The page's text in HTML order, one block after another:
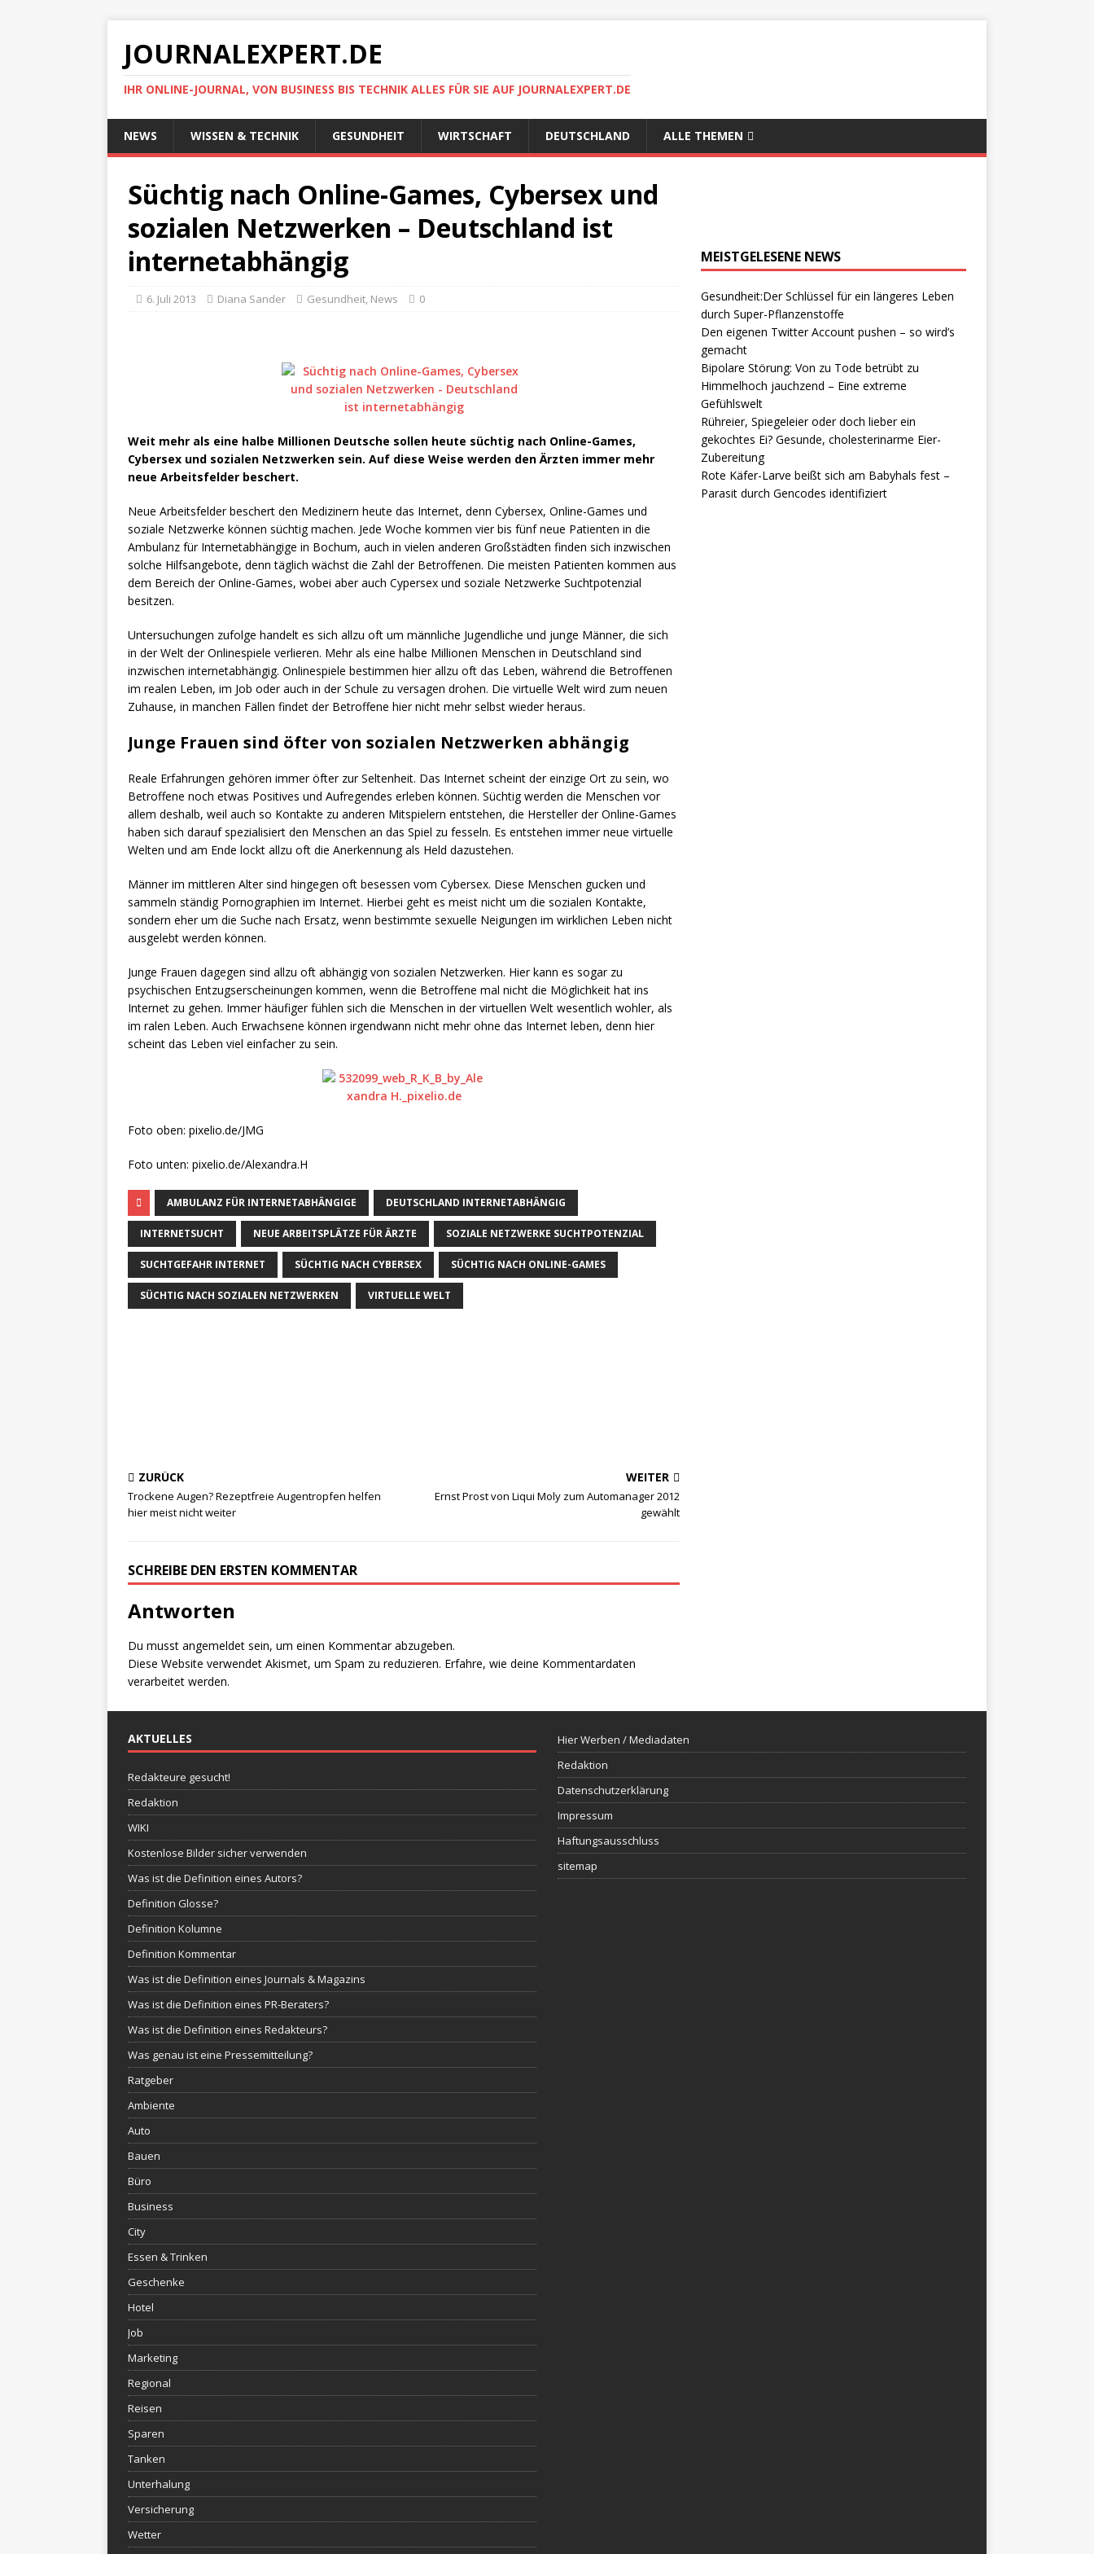
JOURNALEXPERT.DE
IHR ONLINE-JOURNAL, VON BUSINESS BIS TECHNIK ALLES FÜR SIE AUF JOURNALEXPERT.DE
NEWS WISSEN & TECHNIK GESUNDHEIT WIRTSCHAFT DEUTSCHLAND ALLE THEMEN
Süchtig nach Online-Games, Cybersex und
sozialen Netzwerken – Deutschland ist
internetabhängig
6. Juli 2013 Diana Sander Gesundheit, News 0
Weit mehr als eine halbe Millionen Deutsche sollen heute süchtig nach Online-Games,
Cybersex und sozialen Netzwerken sein. Auf diese Weise werden den Ärzten immer mehr
neue Arbeitsfelder beschert.
Neue Arbeitsfelder beschert den Medizinern heute das Internet, denn Cybersex, Online-Games und
soziale Netzwerke können süchtig machen. Jede Woche kommen vier bis fünf neue Patienten in die
Ambulanz für Internetabhängige in Bochum, auch in vielen anderen Großstädten finden sich inzwischen
solche Hilfsangebote, denn täglich wächst die Zahl der Betroffenen. Die meisten Patienten kommen aus
dem Bereich der Online-Games, wobei aber auch Cypersex und soziale Netzwerke Suchtpotenzial
besitzen.
Untersuchungen zufolge handelt es sich allzu oft um männliche Jugendliche und junge Männer, die sich
in der Welt der Onlinespiele verlieren. Mehr als eine halbe Millionen Menschen in Deutschland sind
inzwischen internetabhängig. Onlinespiele bestimmen hier allzu oft das Leben, während die Betroffenen
im realen Leben, im Job oder auch in der Schule zu versagen drohen. Die virtuelle Welt wird zum neuen
Zuhause, in manchen Fällen findet der Betroffene hier nicht mehr selbst wieder heraus.
Junge Frauen sind öfter von sozialen Netzwerken abhängig
Reale Erfahrungen gehören immer öfter zur Seltenheit. Das Internet scheint der einzige Ort zu sein, wo
Betroffene noch etwas Positives und Aufregendes erleben können. Süchtig werden die Menschen vor
allem deshalb, weil auch so Kontakte zu anderen Mitspielern entstehen, die Hersteller der Online-Games
haben sich darauf spezialisiert den Menschen an das Spiel zu fesseln. Es entstehen immer neue virtuelle
Welten und am Ende lockt allzu oft die Anerkennung als Held dazustehen.
Männer im mittleren Alter sind hingegen oft besessen vom Cybersex. Diese Menschen gucken und
sammeln ständig Pornographien im Internet. Hierbei geht es meist nicht um die sozialen Kontakte,
sondern eher um die Suche nach Ersatz, wenn bestimmte sexuelle Neigungen im wirklichen Leben nicht
ausgelebt werden können.
Junge Frauen dagegen sind allzu oft abhängig von sozialen Netzwerken. Hier kann es sogar zu
psychischen Entzugserscheinungen kommen, wenn die Betroffene mal nicht die Möglichkeit hat ins
Internet zu gehen. Immer häufiger fühlen sich die Menschen in der virtuellen Welt wesentlich wohler, als
im ralen Leben. Auch Erwachsene können irgendwann nicht mehr ohne das Internet leben, denn hier
scheint das Leben viel einfacher zu sein.
Foto oben: pixelio.de/JMG
Foto unten: pixelio.de/Alexandra.H
AMBULANZ FÜR INTERNETABHÄNGIGE DEUTSCHLAND INTERNETABHÄNGIG
INTERNETSUCHT NEUE ARBEITSPLÄTZE FÜR ÄRZTE SOZIALE NETZWERKE SUCHTPOTENZIAL
SUCHTGEFAHR INTERNET SÜCHTIG NACH CYBERSEX SÜCHTIG NACH ONLINE-GAMES
SÜCHTIG NACH SOZIALEN NETZWERKEN VIRTUELLE WELT
ZURÜCK
Trockene Augen? Rezeptfreie Augentropfen helfen
hier meist nicht weiter
WEITER
Ernst Prost von Liqui Moly zum Automanager 2012
gewählt
SCHREIBE DEN ERSTEN KOMMENTAR
Antworten
Du musst angemeldet sein, um einen Kommentar abzugeben.
Diese Website verwendet Akismet, um Spam zu reduzieren. Erfahre, wie deine Kommentardaten
verarbeitet werden.
MEISTGELESENE NEWS
Gesundheit:Der Schlüssel für ein längeres Leben
durch Super-Pflanzenstoffe
Den eigenen Twitter Account pushen – so wird’s
gemacht
Bipolare Störung: Von zu Tode betrübt zu
Himmelhoch jauchzend – Eine extreme
Gefühlswelt
Rühreier, Spiegeleier oder doch lieber ein
gekochtes Ei? Gesunde, cholesterinarme Eier-
Zubereitung
Rote Käfer-Larve beißt sich am Babyhals fest –
Parasit durch Gencodes identifiziert
AKTUELLES
Redakteure gesucht!
Redaktion
WIKI
Kostenlose Bilder sicher verwenden
Was ist die Definition eines Autors?
Definition Glosse?
Definition Kolumne
Definition Kommentar
Was ist die Definition eines Journals & Magazins
Was ist die Definition eines PR-Beraters?
Was ist die Definition eines Redakteurs?
Was genau ist eine Pressemitteilung?
Ratgeber
Ambiente
Auto
Bauen
Büro
Business
City
Essen & Trinken
Geschenke
Hotel
Job
Marketing
Regional
Reisen
Sparen
Tanken
Unterhalung
Versicherung
Wetter
Hier Werben / Mediadaten
Redaktion
Datenschutzerklärung
Impressum
Haftungsausschluss
sitemap